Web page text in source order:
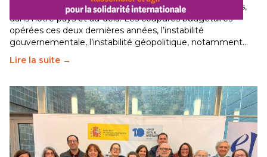
Le secteur humanitaire connaît des difficultés profondes,
dans notre pays et au-delà. Les coupures budgétaires
opérées ces deux dernières années, l’instabilité
gouvernementale, l’instabilité géopolitique, notamment…
Lire la suite →